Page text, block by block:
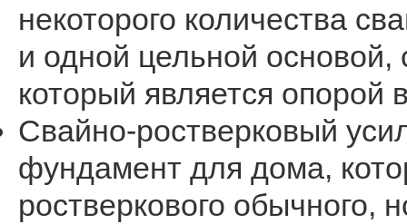
некоторого количества
и одной цельной
который является опорой
Свайно-ростверковый
фундамент для дома,
ростверкового обычного,